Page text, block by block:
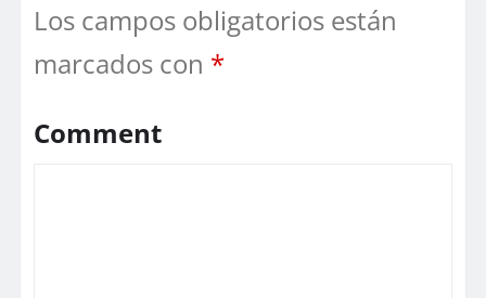
Los campos obligatorios están
marcados con *
Comment